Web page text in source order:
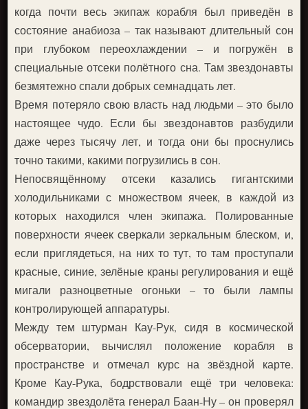
когда почти весь экипаж корабля был приведён в
состояние анабиоза – так называют длительный сон
при глубоком переохлаждении – и погружён в
специальные отсеки полётного сна. Там звездонавты
безмятежно спали добрых семнадцать лет.
Время потеряло свою власть над людьми – это было
настоящее чудо. Если бы звездонавтов разбудили
даже через тысячу лет, и тогда они бы проснулись
точно такими, какими погрузились в сон.
Непосвящённому отсеки казались гигантскими
холодильниками с множеством ячеек, в каждой из
которых находился член экипажа. Полированные
поверхности ячеек сверкали зеркальным блеском, и,
если приглядеться, на них то тут, то там проступали
красные, синие, зелёные краны регулирования и ещё
мигали разноцветные огоньки – то были лампы
контролирующей аппаратуры.
Между тем штурман Кау-Рук, сидя в космической
обсерватории, вычислял положение корабля в
пространстве и отмечал курс на звёздной карте.
Кроме Кау-Рука, бодрствовали ещё три человека:
командир звездолёта генерал Баан-Ну – он проверял